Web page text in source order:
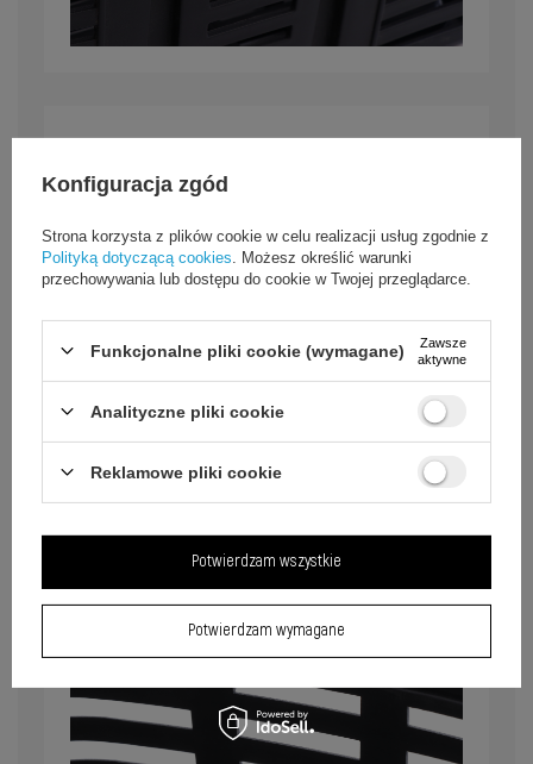
Ażurowa konstrukcja
zapewniająca cyrkulację
powietrza
Ażurowa budowa kosza rowerowego umożliwia
Konfiguracja zgód
Strona korzysta z plików cookie w celu realizacji usług zgodnie z
Polityką dotyczącą cookies . Możesz określić warunki
przechowywania lub dostępu do cookie w Twojej przeglądarce.
Funkcjonalne pliki cookie (wymagane)
Zawsze
aktywne
Analityczne pliki cookie
Reklamowe pliki cookie
Potwierdzam wymagane
Potwierdzam wszystkie